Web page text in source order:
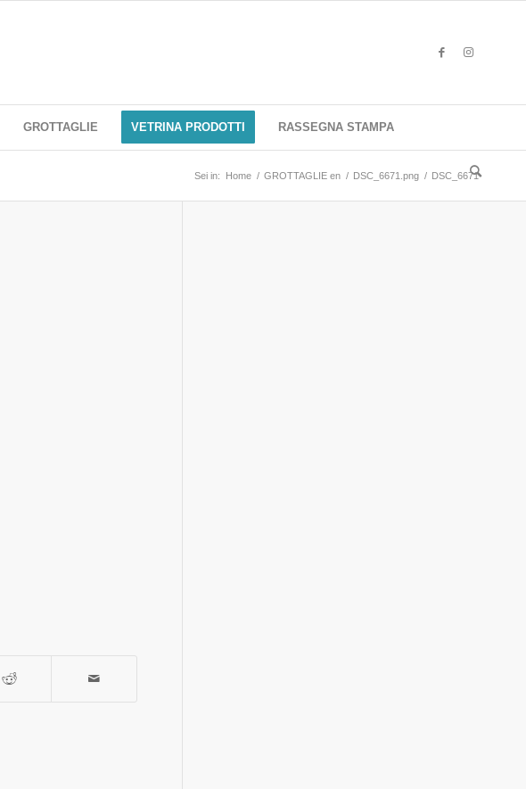
GROTTAGLIE VETRINA PRODOTTI RASSEGNA STAMPA
Sei in: Home / GROTTAGLIE en / DSC_6671.png / DSC_6671